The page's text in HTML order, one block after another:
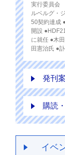
実行委員会
ルベルグ・
50契約達成
開設
に就任 ●木
田憲治氏 ●
発刊
購読
イベ